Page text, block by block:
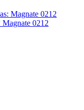
Magnate 0212